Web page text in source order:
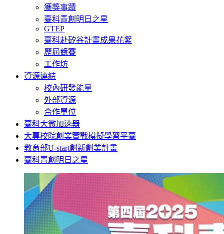
獲獎事蹟
臺科青創明日之星
GTEP
臺科赴矽谷計畫成果花絮
歷屆競賽
工作坊
資源連結
校內研發能量
外部資源
合作單位
臺科大微加速器
大專校院創業實戰模擬學習平臺
教育部U-start創新創業計畫
臺科青創明日之星